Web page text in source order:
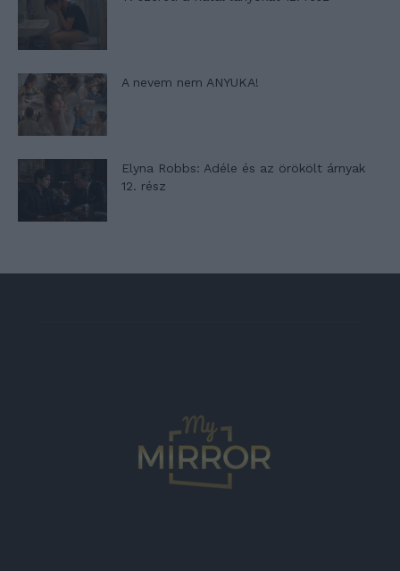
A nevem nem ANYUKA!
Elyna Robbs: Adéle és az örökölt árnyak
12. rész